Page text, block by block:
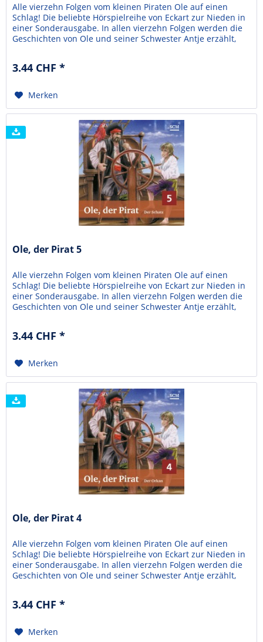
Alle vierzehn Folgen vom kleinen Piraten Ole auf einen
Schlag! Die beliebte Hörspielreihe von Eckart zur Nieden in
einer Sonderausgabe. In allen vierzehn Folgen werden die
Geschichten von Ole und seiner Schwester Antje erzählt,
müssen ganz schön mutig sein. In...
3.44 CHF *
Merken
Ole, der Pirat 5
Alle vierzehn Folgen vom kleinen Piraten Ole auf einen
Schlag! Die beliebte Hörspielreihe von Eckart zur Nieden in
einer Sonderausgabe. In allen vierzehn Folgen werden die
Geschichten von Ole und seiner Schwester Antje erzählt,
müssen ganz schön mutig sein. In...
3.44 CHF *
Merken
Ole, der Pirat 4
Alle vierzehn Folgen vom kleinen Piraten Ole auf einen
Schlag! Die beliebte Hörspielreihe von Eckart zur Nieden in
einer Sonderausgabe. In allen vierzehn Folgen werden die
Geschichten von Ole und seiner Schwester Antje erzählt,
müssen ganz schön mutig sein. In...
3.44 CHF *
Merken